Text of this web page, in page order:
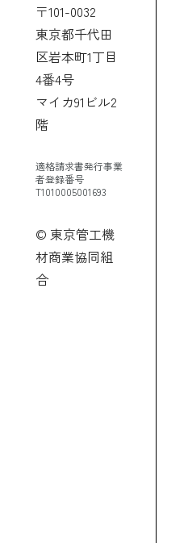
〒101-0032
東京都千代田
区岩本町1丁目
4番4号
マイカ91ビル2
階
適格請求書発行事業
者登録番号
T1010005001693
© 東京管工機
材商業協同組
合